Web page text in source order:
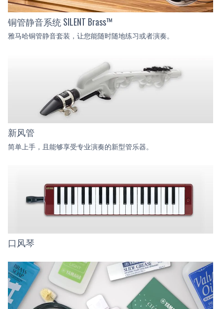
铜管静音系统 SILENT Brass™
雅马哈铜管静音套装，让您能随时随地练习或者演奏。
新风管
简单上手，且能够享受专业演奏的新型管乐器。
口风琴